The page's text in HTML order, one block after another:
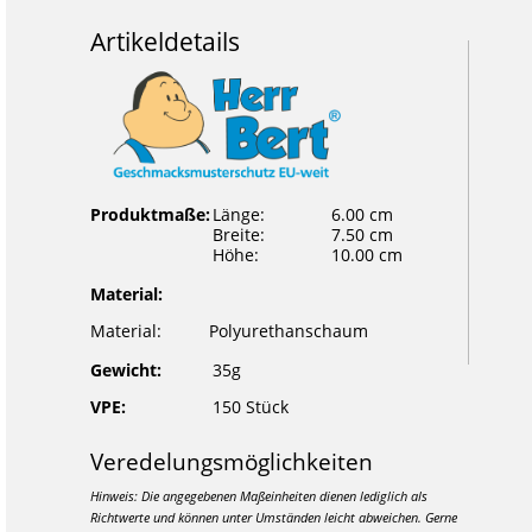
Artikeldetails
Produktmaße:Länge:
6.00 cm
Breite:
7.50 cm
Höhe:
10.00 cm
Material:
Material:
Polyurethanschaum
Gewicht:
35g
VPE:
150 Stück
Veredelungsmöglichkeiten
Hinweis: Die angegebenen Maßeinheiten dienen lediglich als
Richtwerte und können unter Umständen leicht abweichen. Gerne